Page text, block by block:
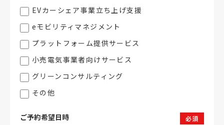
EVカーシェア事業立ち上げ支援
eモビリティマネジメント
プラットフォーム提供サービス
小売電気事業者向けサービス
グリーンコンサルティング
その他
ご予約希望日時 必須